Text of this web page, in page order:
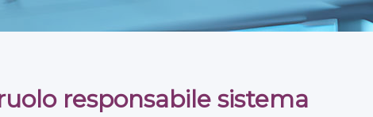
responsabile sistema